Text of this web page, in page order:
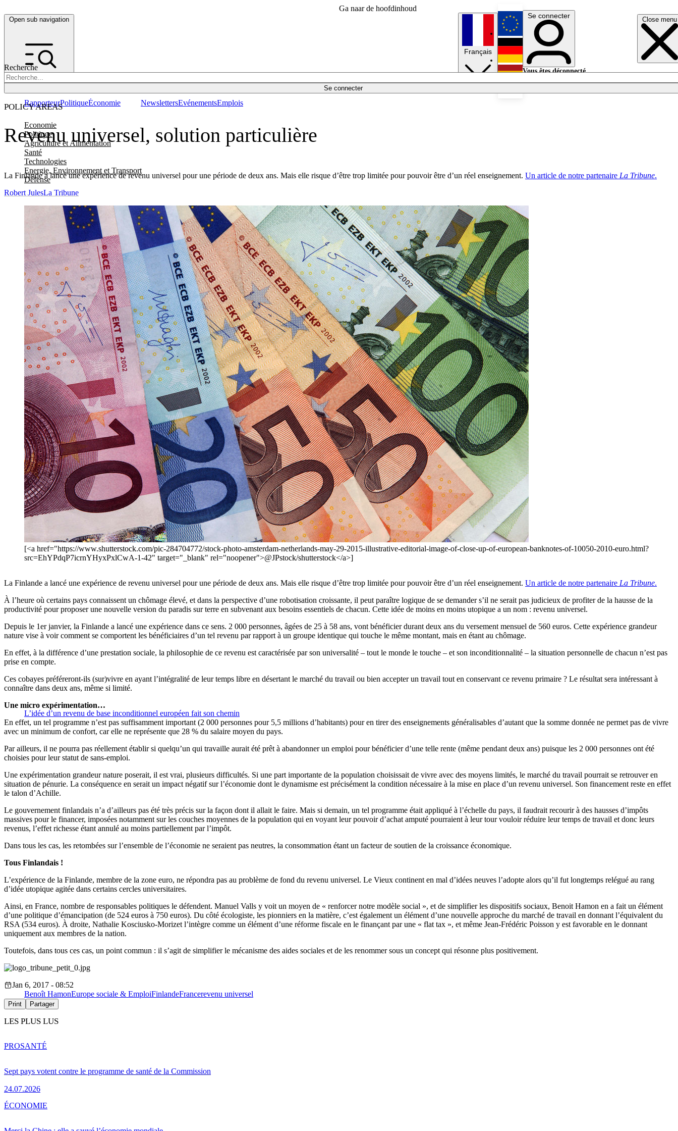
Ga naar de hoofdinhoud
Open sub navigation Close menu
Recherche
Se connecter
POLICY AREAS
Economie
Politique
Agriculture et Alimentation
Santé
Technologies
Energie, Environnement et Transport
Défense
RapporteurPolitiqueÉconomie NewslettersEvénementsEmplois
Français
English
Deutsch
Se connecter
Vous êtes déconnecté.
Revenu universel, solution particulière
La Finlande a lancé une expérience de revenu universel pour une période de deux ans. Mais elle risque d’être trop limitée pour pouvoir être d’un réel enseignement. Un article de notre partenaire La Tribune.
Robert JulesLa Tribune
[<a href="https://www.shutterstock.com/pic-284704772/stock-photo-amsterdam-netherlands-may-29-2015-illustrative-editorial-image-of-close-up-of-european-banknotes-of-10050-2010-euro.html?
src=EhYPdqP7icrnYHyxPxlCwA-1-42" target="_blank" rel="noopener">@JPstock/shutterstock</a>]
La Finlande a lancé une expérience de revenu universel pour une période de deux ans. Mais elle risque d’être trop limitée pour pouvoir être d’un réel enseignement. Un article de notre partenaire La Tribune.
À l’heure où certains pays connaissent un chômage élevé, et dans la perspective d’une robotisation croissante, il peut paraître logique de se demander s’il ne serait pas judicieux de profiter de la hausse de la
productivité pour proposer une nouvelle version du paradis sur terre en subvenant aux besoins essentiels de chacun. Cette idée de moins en moins utopique a un nom : revenu universel.
Depuis le 1er janvier, la Finlande a lancé une expérience dans ce sens. 2 000 personnes, âgées de 25 à 58 ans, vont bénéficier durant deux ans du versement mensuel de 560 euros. Cette expérience grandeur
nature vise à voir comment se comportent les bénéficiaires d’un tel revenu par rapport à un groupe identique qui touche le même montant, mais en étant au chômage.
En effet, à la différence d’une prestation sociale, la philosophie de ce revenu est caractérisée par son universalité – tout le monde le touche – et son inconditionnalité – la situation personnelle de chacun n’est pas
prise en compte.
Ces cobayes préféreront-ils (sur)vivre en ayant l’intégralité de leur temps libre en désertant le marché du travail ou bien accepter un travail tout en conservant ce revenu primaire ? Le résultat sera intéressant à
connaître dans deux ans, même si limité.
L’idée d’un revenu de base inconditionnel européen fait son chemin
Une micro expérimentation…
En effet, un tel programme n’est pas suffisamment important (2 000 personnes pour 5,5 millions d’habitants) pour en tirer des enseignements généralisables d’autant que la somme donnée ne permet pas de vivre
avec un minimum de confort, car elle ne représente que 28 % du salaire moyen du pays.
Par ailleurs, il ne pourra pas réellement établir si quelqu’un qui travaille aurait été prêt à abandonner un emploi pour bénéficier d’une telle rente (même pendant deux ans) puisque les 2 000 personnes ont été
choisies pour leur statut de sans-emploi.
Une expérimentation grandeur nature poserait, il est vrai, plusieurs difficultés. Si une part importante de la population choisissait de vivre avec des moyens limités, le marché du travail pourrait se retrouver en
situation de pénurie. La conséquence en serait un impact négatif sur l’économie dont le dynamisme est précisément la condition nécessaire à la mise en place d’un revenu universel. Son financement reste en effet
le talon d’Achille.
Le gouvernement finlandais n’a d’ailleurs pas été très précis sur la façon dont il allait le faire. Mais si demain, un tel programme était appliqué à l’échelle du pays, il faudrait recourir à des hausses d’impôts
massives pour le financer, imposées notamment sur les couches moyennes de la population qui en voyant leur pouvoir d’achat amputé pourraient à leur tour vouloir réduire leur temps de travail et donc leurs
revenus, l’effet richesse étant annulé au moins partiellement par l’impôt.
Dans tous les cas, les retombées sur l’ensemble de l’économie ne seraient pas neutres, la consommation étant un facteur de soutien de la croissance économique.
Tous Finlandais !
L’expérience de la Finlande, membre de la zone euro, ne répondra pas au problème de fond du revenu universel. Le Vieux continent en mal d’idées neuves l’adopte alors qu’il fut longtemps relégué au rang
d’idée utopique agitée dans certains cercles universitaires.
Ainsi, en France, nombre de responsables politiques le défendent. Manuel Valls y voit un moyen de « renforcer notre modèle social », et de simplifier les dispositifs sociaux, Benoit Hamon en a fait un élément
d’une politique d’émancipation (de 524 euros à 750 euros). Du côté écologiste, les pionniers en la matière, c’est également un élément d’une nouvelle approche du marché de travail en donnant l’équivalent du
RSA (534 euros). À droite, Nathalie Kosciusko-Morizet l’intègre comme un élément d’une réforme fiscale en le finançant par une « flat tax », et même Jean-Frédéric Poisson y est favorable en le donnant
uniquement aux membres de la nation.
Toutefois, dans tous ces cas, un point commun : il s’agit de simplifier le mécanisme des aides sociales et de les renommer sous un concept qui résonne plus positivement.
Jan 6, 2017 - 08:52
Benoît HamonEurope sociale & EmploiFinlandeFrancerevenu universel
Print Partager
LES PLUS LUS
Sept pays votent contre le programme de santé de la Commission
24.07.2026
PROSANTÉ
ÉCONOMIE